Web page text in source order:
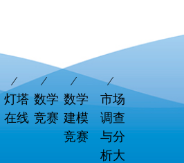
灯塔
在线
数学
竞赛
数学
建模
竞赛
市场
调查
与分
析大